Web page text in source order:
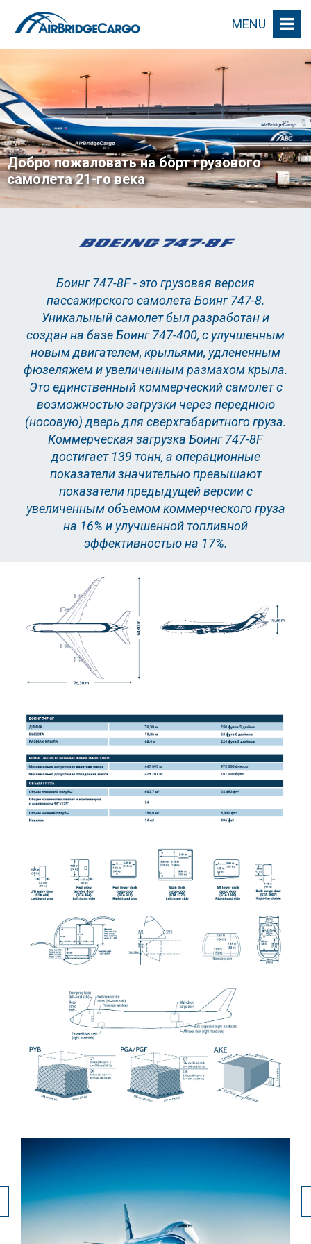
MENU
Добро пожаловать на борт грузового
самолета 21-го века
Боинг 747-8F - это грузовая версия
пассажирского самолета Боинг 747-8.
Уникальный самолет был разработан и
создан на базе Боинг 747-400, с улучшенным
новым двигателем, крыльями, удлененным
фюзеляжем и увеличенным размахом крыла.
Это единственный коммерческий самолет с
возможностью загрузки через переднюю
(носовую) дверь для сверхгабаритного груза.
Коммерческая загрузка Боинг 747-8F
достигает 139 тонн, а операционные
показатели значительно превышают
показатели предыдущей версии с
увеличенным объемом коммерческого груза
на 16% и улучшенной топливной
эффективностью на 17%.